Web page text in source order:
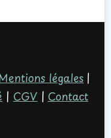
légales |
| CGV | Contact